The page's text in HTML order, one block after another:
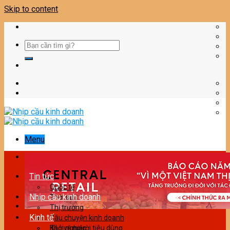
Skip to content
Menu
Tin tức
Quốc tế
Thời sự
Nhịp cầu kinh doanh
Thị trường
Câu chuyện kinh doanh
Bảo vệ người tiêu dùng
Kinh tế
Khởi nghiệp